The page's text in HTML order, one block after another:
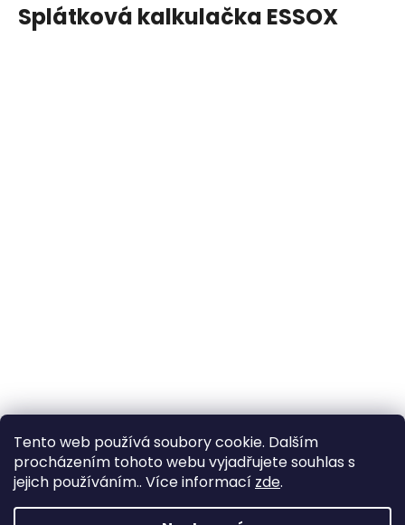
Tento web používá soubory cookie. Dalším
procházením tohoto webu vyjadřujete souhlas s
jejich používáním.. Více informací zde.
Splátková kalkulačka ESSOX